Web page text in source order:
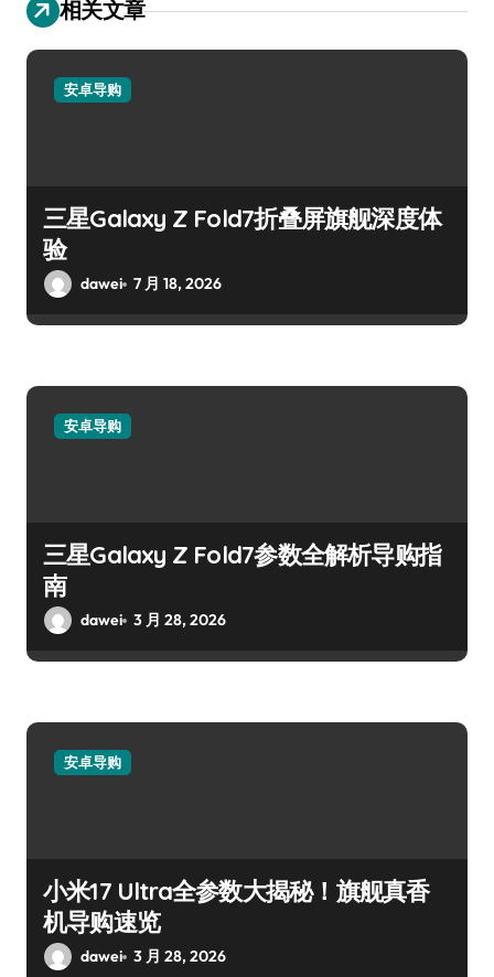
相关文章
安卓导购
三星Galaxy Z Fold7折叠屏旗舰深度体
验
dawei 7 月 18, 2026
安卓导购
三星Galaxy Z Fold7参数全解析导购指
南
dawei 3 月 28, 2026
安卓导购
小米17 Ultra全参数大揭秘！旗舰真香
机导购速览
dawei 3 月 28, 2026